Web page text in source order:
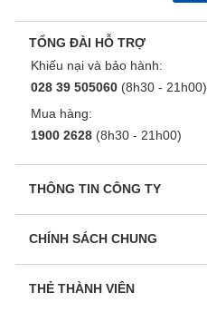
TỔNG ĐÀI HỖ TRỢ
Khiếu nại và bảo hành:
028 39 505060 (8h30 - 21h00)
Mua hàng:
1900 2628 (8h30 - 21h00)
THÔNG TIN CÔNG TY
CHÍNH SÁCH CHUNG
THẺ THÀNH VIÊN